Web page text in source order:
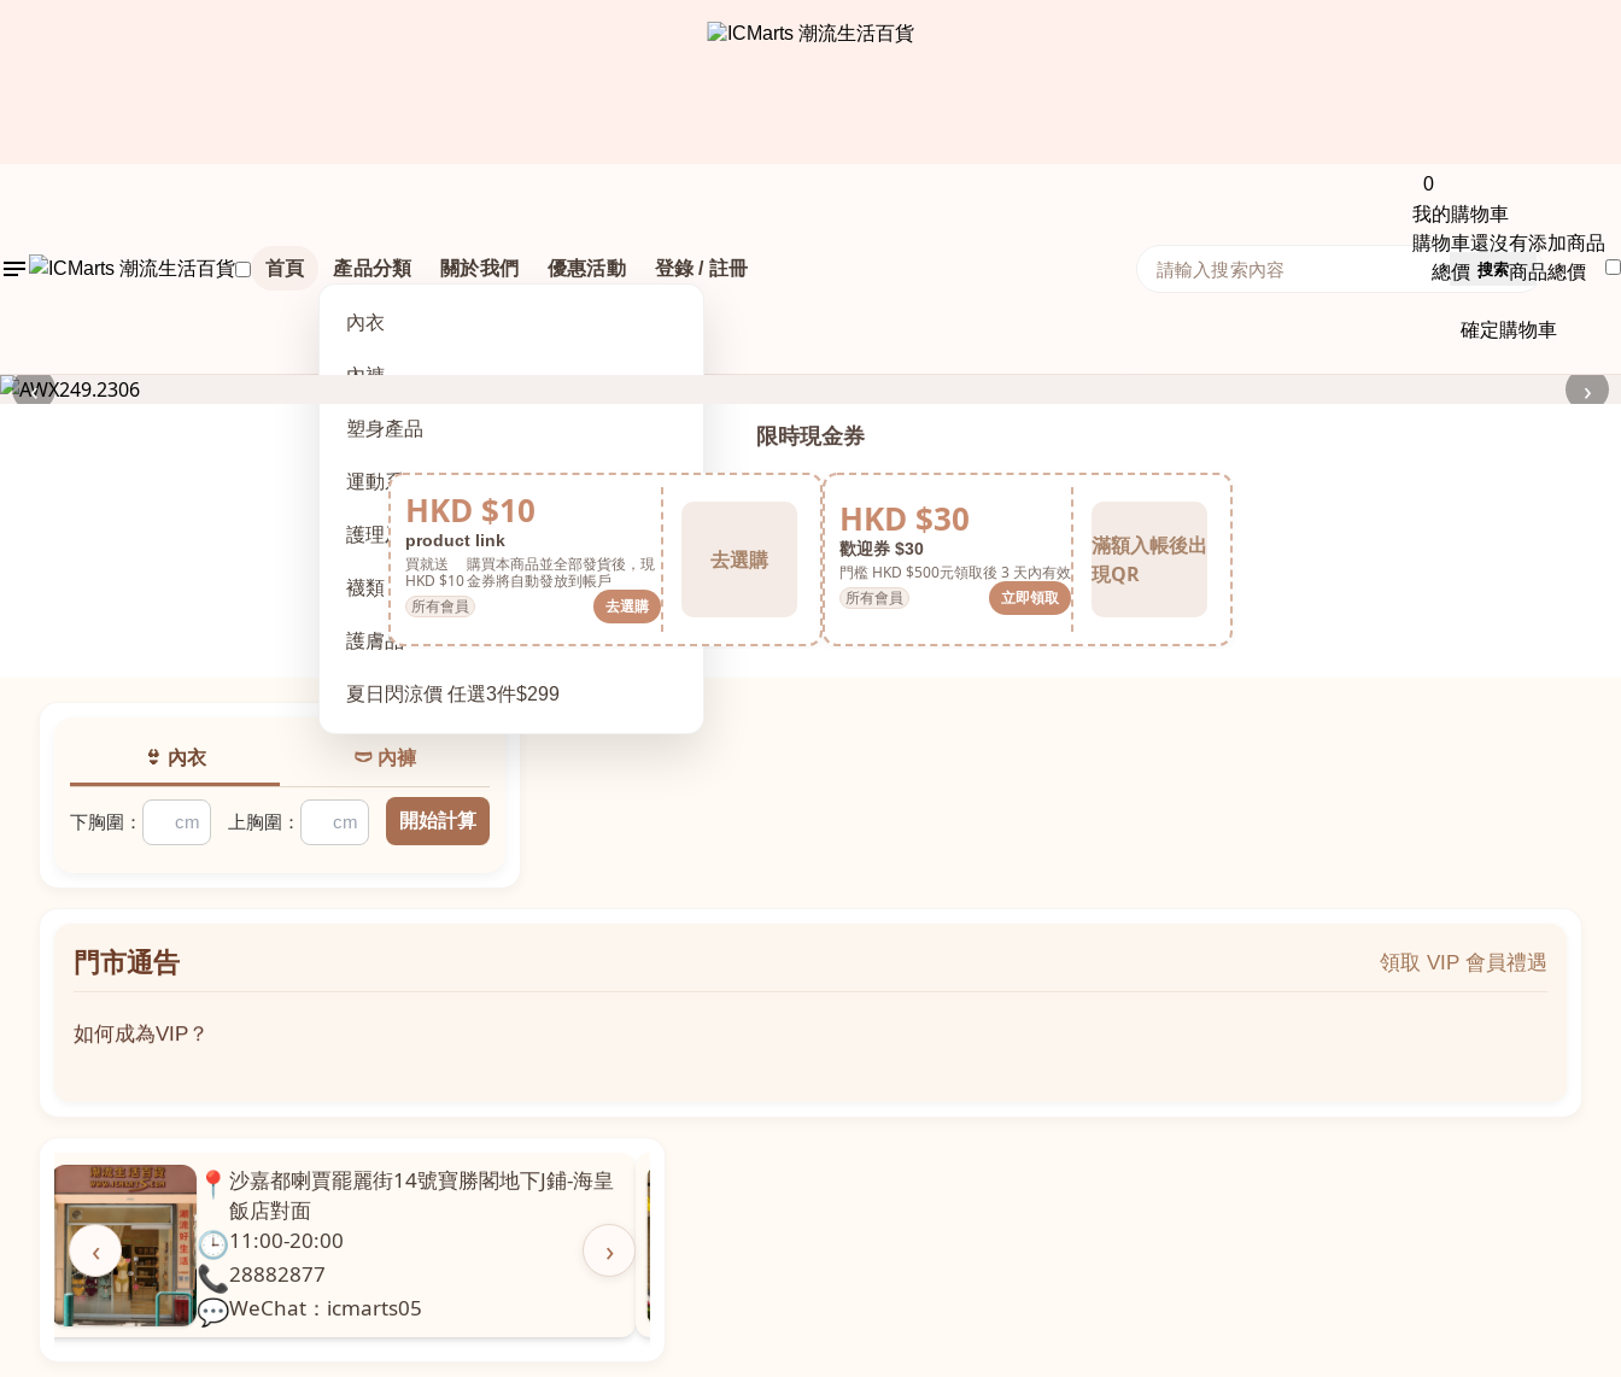
首頁 產品分類
內衣
內褲
塑身產品
運動系列
護理及配件
襪類
護膚品
夏日閃涼價 任選3件$299
關於我們 優惠活動 登錄 / 註冊
0
我的購物車
購物車還沒有添加商品
總價： 商品總價
確定購物車
搜索
‹ ›
限時現金券
HKD $10
product link
買就送
HKD $10
購買本商品並全部發貨後，現
金券將自動發放到帳戶
所有會員
去選購
去選購
HKD $30
歡迎券 $30
門檻 HKD $500元領取後 3 天內有效
所有會員
立即領取
滿額入帳後出
現QR
👙 內衣 🩲 內褲
下胸圍： 上胸圍： 開始計算
門市通告
領取 VIP 會員禮遇
如何成為VIP？
‹ ›
📍澳門啤利喇街121號珍興樓L1舖 粵華廣場對
面
🕒11:00-20:00
📞28331971
💬WeChat：icmarts02